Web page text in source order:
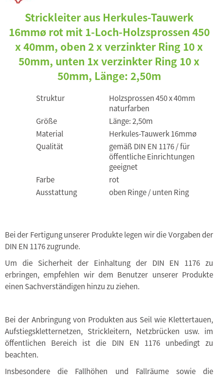
Strickleiter aus Herkules-Tauwerk
16mmø rot mit 1-Loch-Holzsprossen 450
x 40mm, oben 2 x verzinkter Ring 10 x
50mm, unten 1x verzinkter Ring 10 x
50mm, Länge: 2,50m
Struktur
Holzsprossen 450 x 40mm
naturfarben
Größe
Länge: 2,50m
Material
Herkules-Tauwerk 16mmø
Qualität
gemäß DIN EN 1176 / für
öffentliche Einrichtungen
geeignet
Farbe
rot
Ausstattung
oben Ringe / unten Ring
Bei der Fertigung unserer Produkte legen wir die Vorgaben der
DIN EN 1176 zugrunde.
Um die Sicherheit der Einhaltung der DIN EN 1176 zu
erbringen, empfehlen wir dem Benutzer unserer Produkte
einen Sachverständigen hinzu zu ziehen.
Bei der Anbringung von Produkten aus Seil wie Klettertauen,
Aufstiegskletternetzen, Strickleitern, Netzbrücken usw. im
öffentlichen Bereich ist die DIN EN 1176 unbedingt zu
beachten.
Insbesondere die Fallhöhen und Fallräume sowie die